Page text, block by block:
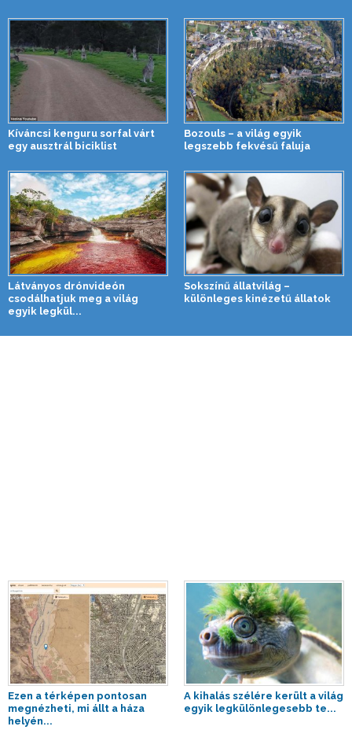
Kíváncsi kenguru sorfal várt
egy ausztrál biciklist
Bozouls – a világ egyik
legszebb fekvésű faluja
Látványos drónvideón
csodálhatjuk meg a világ
egyik legkül...
Sokszínű állatvilág –
különleges kinézetű állatok
Ezen a térképen pontosan
megnézheti, mi állt a háza
helyén...
A kihalás szélére került a világ
egyik legkülönlegesebb te...